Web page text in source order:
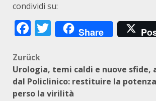
condividi su:
Facebook
Twitter
Share
Beitragsnavigation
Zurück
Urologia, temi caldi e nuove sfide,
dal Policlinico: restituire la
perso la virilità